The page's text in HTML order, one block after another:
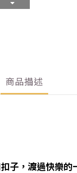
商品描述
子，渡過快樂的